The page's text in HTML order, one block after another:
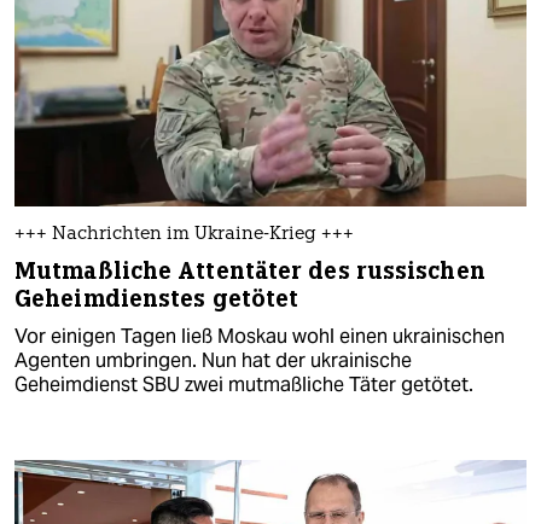
+++ Nachrichten im Ukraine-Krieg +++
Mutmaßliche Attentäter des russischen
Geheimdienstes getötet
Vor einigen Tagen ließ Moskau wohl einen ukrainischen
Agenten umbringen. Nun hat der ukrainische
Geheimdienst SBU zwei mutmaßliche Täter getötet.